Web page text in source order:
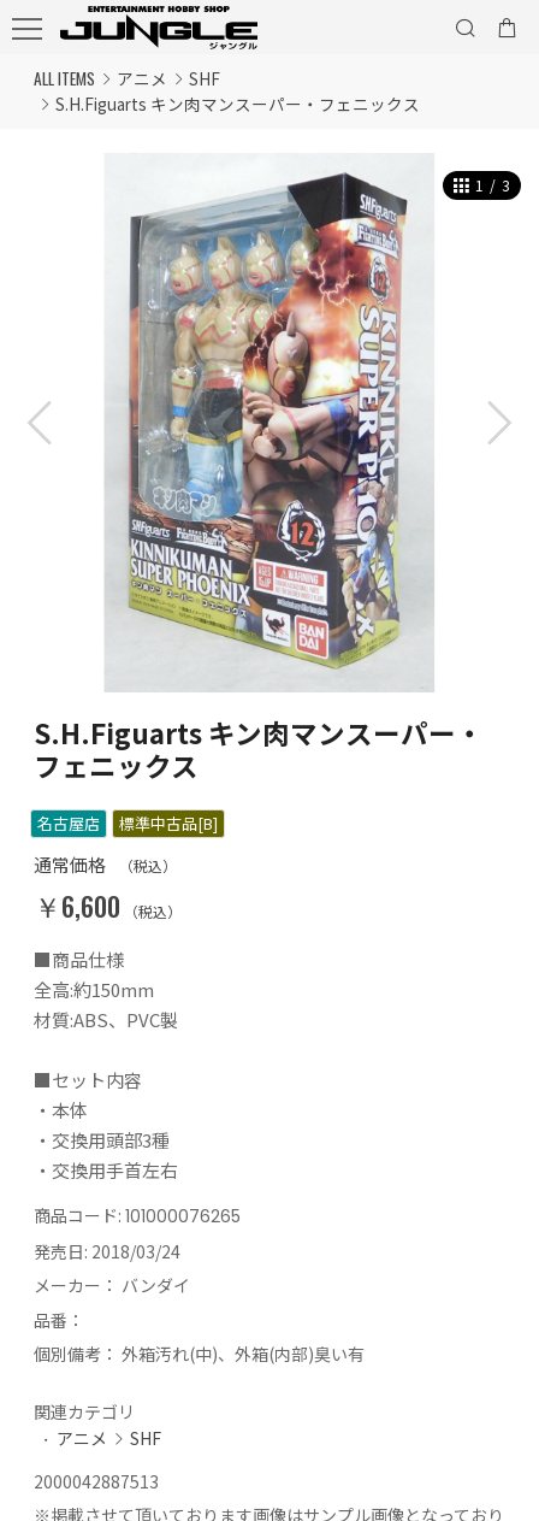
ALL ITEMS アニメ
SHF
S.H.Figuarts キン肉マンスーパー・フェニックス
1 / 3
S.H.Figuarts キン肉マンスーパー・
フェニックス
名古屋店 標準中古品[B]
通常価格 （税込）
￥6,600 （税込）
■商品仕様
全高:約150mm
材質:ABS、PVC製
■セット内容
・本体
・交換用頭部3種
・交換用手首左右
商品コード: 101000076265
発売日: 2018/03/24
メーカー： バンダイ
品番：
個別備考： 外箱汚れ(中)、外箱(内部)臭い有
関連カテゴリ
アニメ
SHF
2000042887513
※掲載させて頂いております画像はサンプル画像となっており